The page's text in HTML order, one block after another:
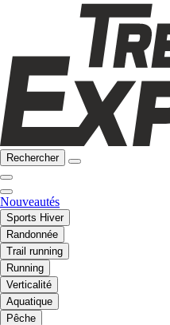
Rechercher
Nouveautés
Sports Hiver
Randonnée
Trail running
Running
Verticalité
Aquatique
Pêche